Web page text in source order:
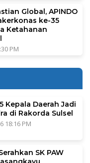
Global, APINDO
ke-35
Ketahanan
PM
Kepala Daerah Jadi
di Rakorda Sulsel
18:16 PM
SK PAW